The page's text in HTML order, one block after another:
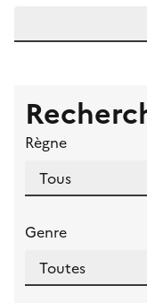
Règne
Genre